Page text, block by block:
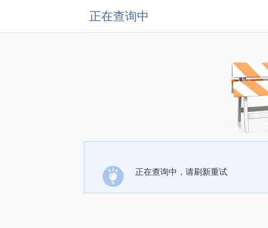
正在查询中
正在查询中，请刷新重试